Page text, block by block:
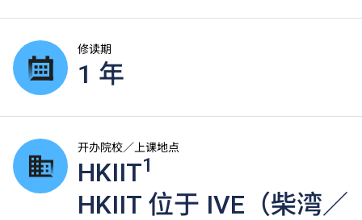
修读期
1 年
开办院校／上课地点
HKIIT1
HKIIT 位于 IVE（柴湾／